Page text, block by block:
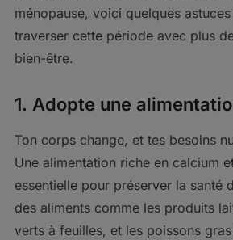
ménopause, voici quelques astuces
traverser cette période avec plus
bien-être.
1. Adopte une
Ton corps change, et tes besoins
Une alimentation riche en calcium
essentielle pour préserver la santé
des aliments comme les produits
verts à feuilles, et les poissons